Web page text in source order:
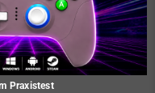
Praxistest